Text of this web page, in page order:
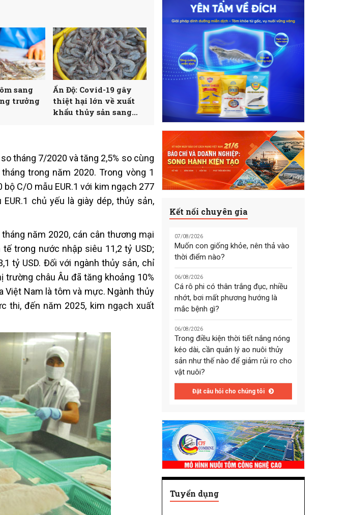
sang
trưởng
Ấn Độ: Covid-19 gây
thiệt hại lớn về xuất
khẩu thủy sản sang
tháng 7/2020 và tăng 2,5% so cùng
trong năm 2020. Trong vòng 1
C/O mẫu EUR.1 với kim ngạch 277
chủ yếu là giày dép, thủy sản,
năm 2020, cán cân thương mại
trong nước nhập siêu 11,2 tỷ USD;
tỷ USD. Đối với ngành thủy sản, chỉ
châu Âu đã tăng khoảng 10%
Việt Nam là tôm và mực. Ngành thủy
thi, đến năm 2025, kim ngạch xuất
Kết nối chuyên gia
07/08/2026
Muốn con giống khỏe, nên thả vào
thời điểm nào?
06/08/2026
Cá rô phi có thân trắng đục, nhiều
nhớt, bơi mất phương hướng là
mắc bệnh gì?
06/08/2026
Trong điều kiện thời tiết nắng nóng
kéo dài, cần quản lý ao nuôi thủy
sản như thế nào để giảm rủi ro cho
vật nuôi?
Đặt câu hỏi cho chúng tôi
Tuyển dụng